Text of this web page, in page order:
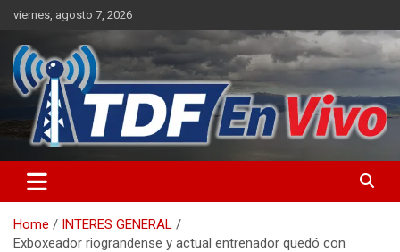
Skip
content
viernes, agosto 7, 2026
Home
INTERES GENERAL
Exboxeador riograndense y actual entrenador quedó con